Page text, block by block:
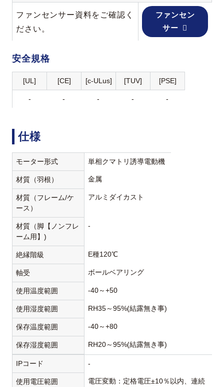
ファンセンサー資料をご確認く
ださい。
ファンセン
サー
安全規格
[UL] [CE] [c-ULus] [TUV] [PSE]
- - - - -
仕様
モーター形式 単相クマトリ誘導電動機
材質（羽根） 金属
材質（フレーム/ケ
ース）
アルミダイカスト
材質（脚【ノンフレ
ーム用】)
-
絶縁階級 E種120℃
軸受 ボールベアリング
使用温度範囲 -40～+50
使用湿度範囲 RH35～95%(結露無き事)
保存温度範囲 -40～+80
保存湿度範囲 RH20～95%(結露無き事)
IPコード -
使用電圧範囲
電圧変動：定格電圧±10％以内、連続